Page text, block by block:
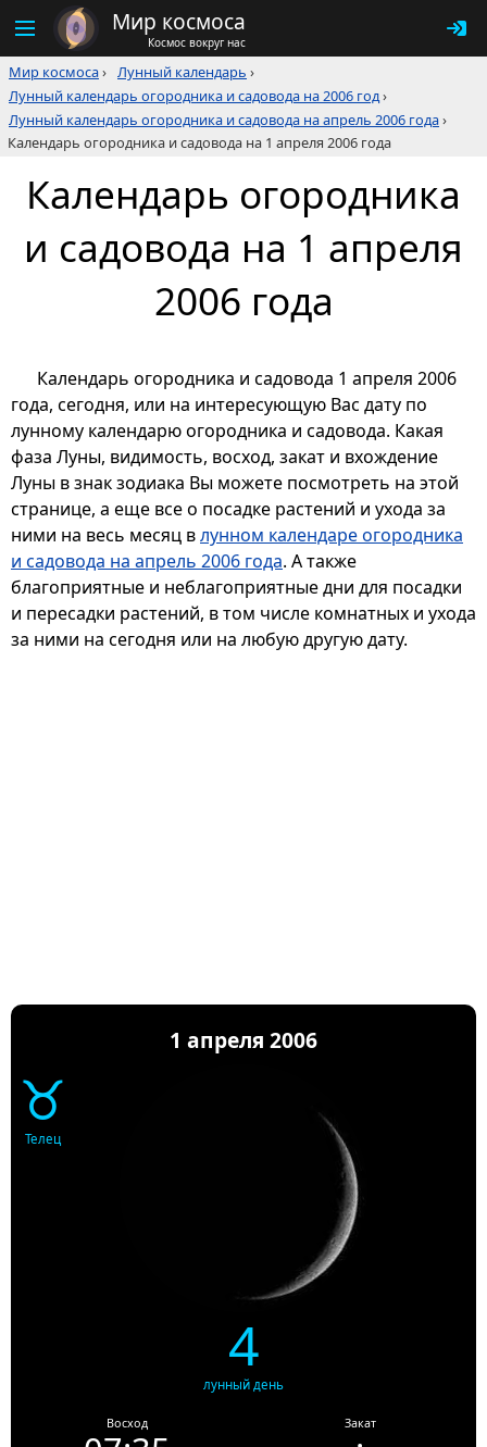
Мир космоса
Космос вокруг нас
Мир космоса› Лунный календарь ›
Лунный календарь огородника и садовода на 2006 год›
Лунный календарь огородника и садовода на апрель 2006 года›
Календарь огородника и садовода на 1 апреля 2006 года
Календарь огородника
и садовода на 1 апреля
2006 года
Календарь огородника и садовода 1 апреля 2006
года, сегодня, или на интересующую Вас дату по
лунному календарю огородника и садовода. Какая
фаза Луны, видимость, восход, закат и вхождение
Луны в знак зодиака Вы можете посмотреть на этой
странице, а еще все о посадке растений и ухода за
ними на весь месяц влунном календаре огородника
и садовода на апрель 2006 года. А также
благоприятные и неблагоприятные дни для посадки
и пересадки растений, в том числе комнатных и ухода
за ними на сегодня или на любую другую дату.
1 апреля 2006
♉
Телец
4
лунный день
Восход Закат